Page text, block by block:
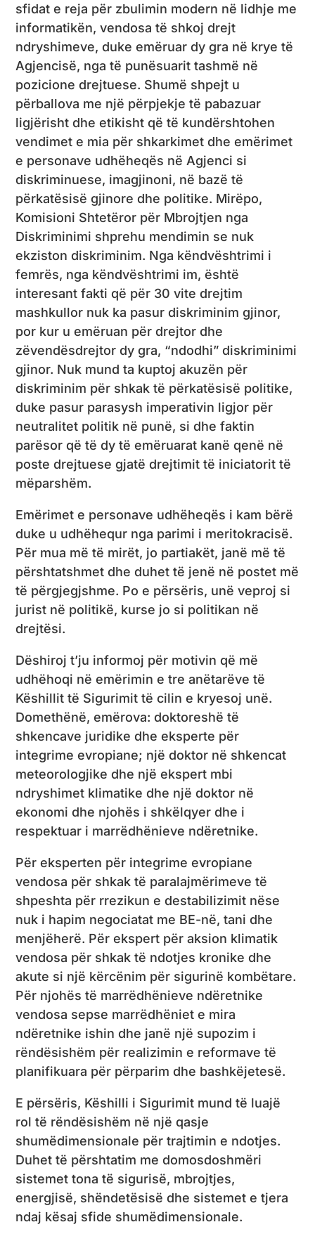
sfidat e reja për zbulimin modern në lidhje me
informatikën, vendosa të shkoj drejt
ndryshimeve, duke emëruar dy gra në krye të
Agjencisë, nga të punësuarit tashmë në
pozicione drejtuese. Shumë shpejt u
përballova me një përpjekje të pabazuar
ligjërisht dhe etikisht që të kundërshtohen
vendimet e mia për shkarkimet dhe emërimet
e personave udhëheqës në Agjenci si
diskriminuese, imagjinoni, në bazë të
përkatësisë gjinore dhe politike. Mirëpo,
Komisioni Shtetëror për Mbrojtjen nga
Diskriminimi shprehu mendimin se nuk
ekziston diskriminim. Nga këndvështrimi i
femrës, nga këndvështrimi im, është
interesant fakti që për 30 vite drejtim
mashkullor nuk ka pasur diskriminim gjinor,
por kur u emëruan për drejtor dhe
zëvendësdrejtor dy gra, “ndodhi” diskriminimi
gjinor. Nuk mund ta kuptoj akuzën për
diskriminim për shkak të përkatësisë politike,
duke pasur parasysh imperativin ligjor për
neutralitet politik në punë, si dhe faktin
parësor që të dy të emëruarat kanë qenë në
poste drejtuese gjatë drejtimit të iniciatorit të
mëparshëm.
Emërimet e personave udhëheqës i kam bërë
duke u udhëhequr nga parimi i meritokracisë.
Për mua më të mirët, jo partiakët, janë më të
përshtatshmet dhe duhet të jenë në postet më
të përgjegjshme. Po e përsëris, unë veproj si
jurist në politikë, kurse jo si politikan në
drejtësi.
Dëshiroj t’ju informoj për motivin që më
udhëhoqi në emërimin e tre anëtarëve të
Këshillit të Sigurimit të cilin e kryesoj unë.
Domethënë, emërova: doktoreshë të
shkencave juridike dhe eksperte për
integrime evropiane; një doktor në shkencat
meteorologjike dhe një ekspert mbi
ndryshimet klimatike dhe një doktor në
ekonomi dhe njohës i shkëlqyer dhe i
respektuar i marrëdhënieve ndëretnike.
Për eksperten për integrime evropiane
vendosa për shkak të paralajmërimeve të
shpeshta për rrezikun e destabilizimit nëse
nuk i hapim negociatat me BE-në, tani dhe
menjëherë. Për ekspert për aksion klimatik
vendosa për shkak të ndotjes kronike dhe
akute si një kërcënim për sigurinë kombëtare.
Për njohës të marrëdhënieve ndëretnike
vendosa sepse marrëdhëniet e mira
ndëretnike ishin dhe janë një supozim i
rëndësishëm për realizimin e reformave të
planifikuara për përparim dhe bashkëjetesë.
E përsëris, Këshilli i Sigurimit mund të luajë
rol të rëndësishëm në një qasje
shumëdimensionale për trajtimin e ndotjes.
Duhet të përshtatim me domosdoshmëri
sistemet tona të sigurisë, mbrojtjes,
energjisë, shëndetësisë dhe sistemet e tjera
ndaj kësaj sfide shumëdimensionale.